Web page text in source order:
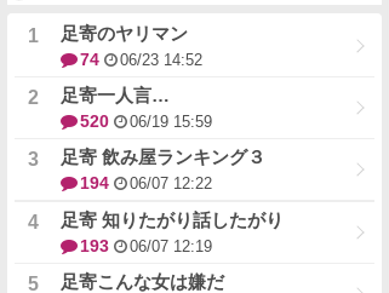
足寄のヤリマン
74 06/23 14:52
足寄一人言…
520 06/19 15:59
足寄 飲み屋ランキング３
194 06/07 12:22
足寄 知りたがり話したがり
193 06/07 12:19
足寄こんな女は嫌だ